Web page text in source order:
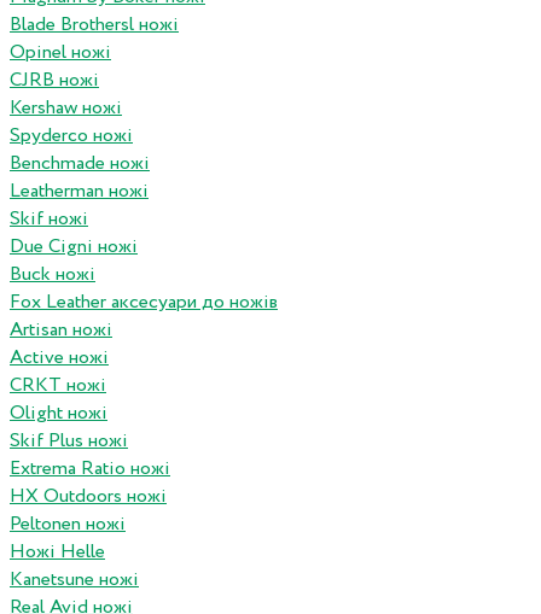
Blade Brothersl ножі
Opinel ножі
CJRB ножі
Kershaw ножі
Spyderco ножі
Benchmade ножі
Leatherman ножі
Skif ножі
Due Cigni ножі
Buck ножі
Fox Leather аксесуари до ножів
Artisan ножі
Active ножі
CRKT ножі
Olight ножі
Skif Plus ножі
Extrema Ratio ножі
HX Outdoors ножі
Peltonen ножі
Ножі Helle
Kanetsune ножі
Real Avid ножі